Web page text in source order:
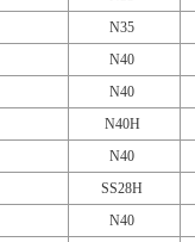
N35
N40
N40
N40H
N40
SS28H
N40